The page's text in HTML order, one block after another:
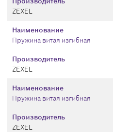
ZEXEL
Производитель
ZEXEL
Наименование
Пружина витая изгибная
Производитель
ZEXEL
Наименование
Пружина витая изгибная